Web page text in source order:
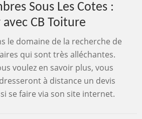
Sous Les Cotes :
CB Toiture
le domaine de la recherche de
qui sont très alléchantes.
voulez en savoir plus, vous
à distance un devis
se faire via son site internet.